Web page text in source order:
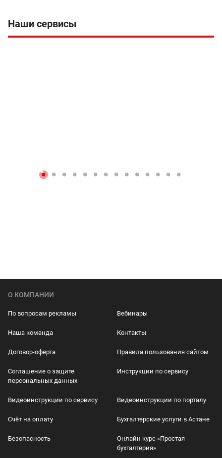
Наши сервисы
О КОМПАНИИ
По вопросам рекламы Вебинары
Наша команда Контакты
Договор-оферта Правила пользования сайтом
Соглашение о защите
персональных данных
Инструкции по сервису
Видеоинструкции по сервису Видеоинструкции по порталу
Счёт на оплату Бухгалтерские услуги в Астане
Безопасность
Онлайн курс «Простая
бухгалтерия»